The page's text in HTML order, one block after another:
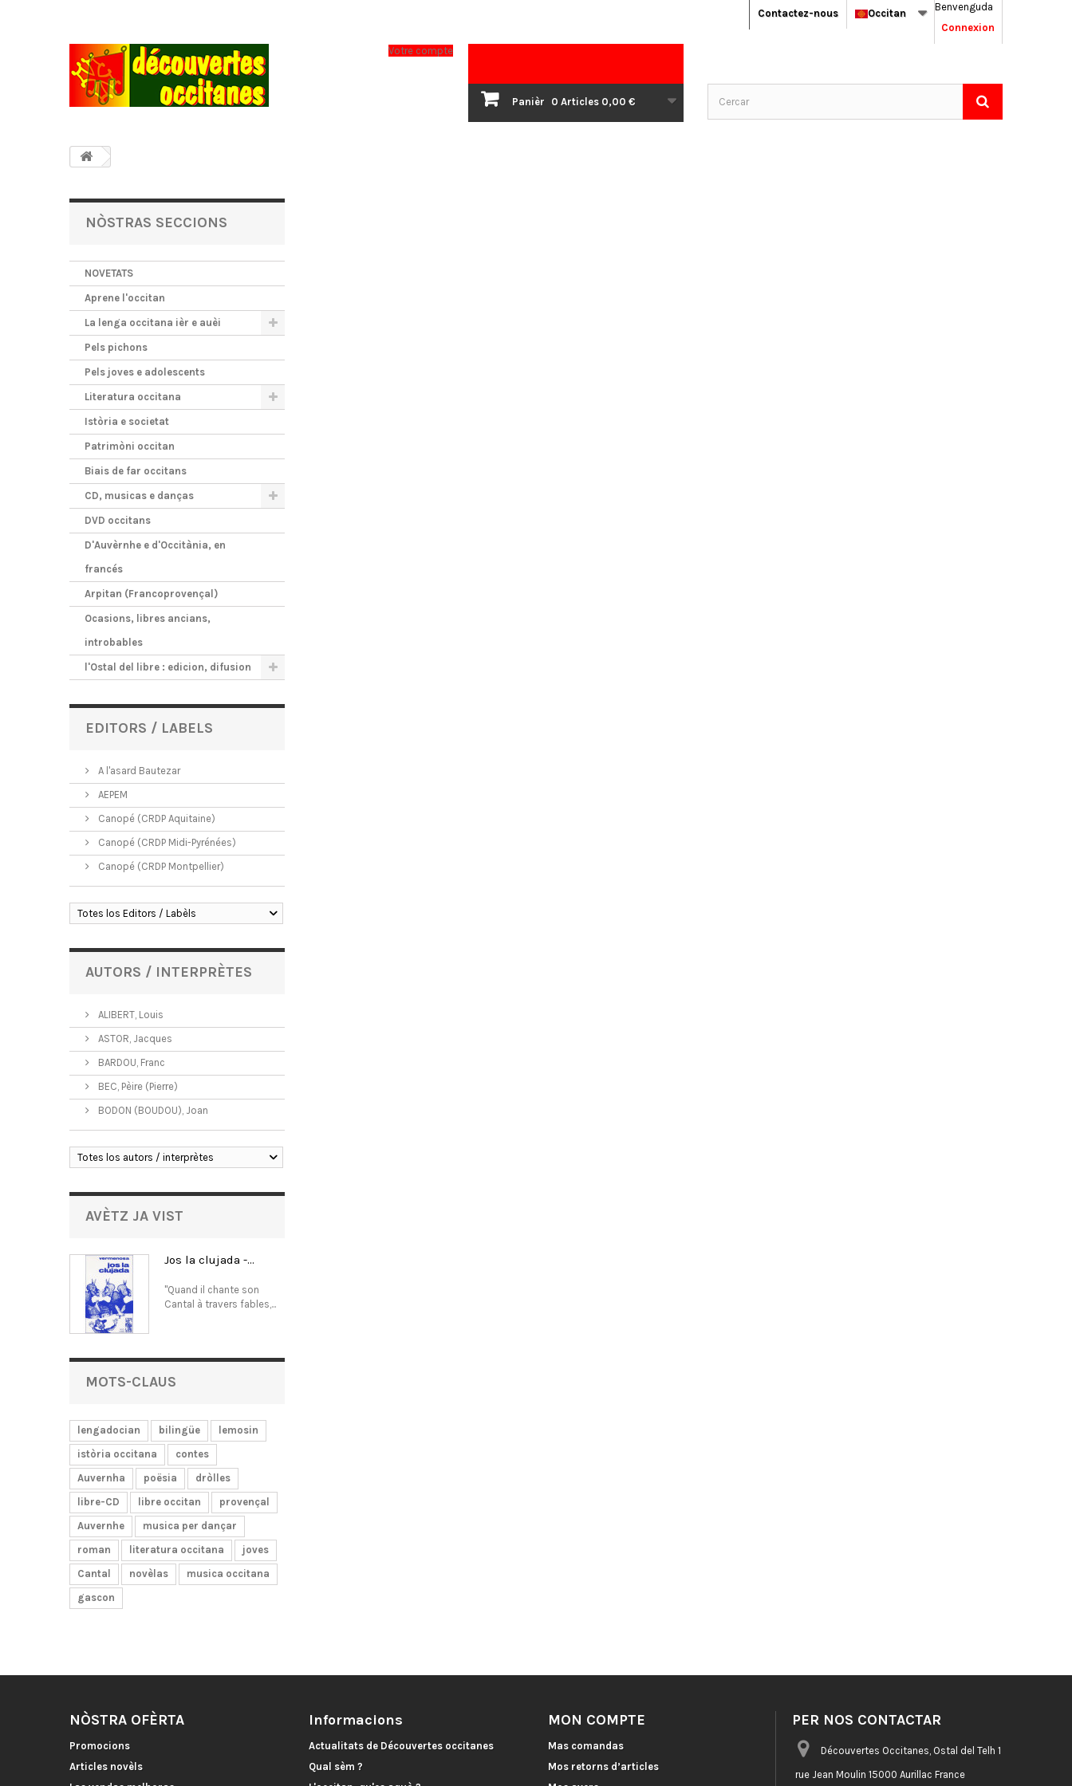
Benvenguda
Connexion
Occitan
Contactez-nous
Panièr 0 Articles 0,00 €
Votre compte
NÒSTRAS SECCIONS
NOVETATS
Aprene l'occitan
La lenga occitana ièr e auèi
Pels pichons
Pels joves e adolescents
Literatura occitana
Istòria e societat
Patrimòni occitan
Biais de far occitans
CD, musicas e danças
DVD occitans
D'Auvèrnhe e d'Occitània, en
francés
Arpitan (Francoprovençal)
Ocasions, libres ancians,
introbables
l'Ostal del libre : edicion, difusion
EDITORS / LABELS
A l'asard Bautezar
AEPEM
Canopé (CRDP Aquitaine)
Canopé (CRDP Midi-Pyrénées)
Canopé (CRDP Montpellier)
Totes los Editors / Labèls
AUTORS / INTERPRÈTES
ALIBERT, Louis
ASTOR, Jacques
BARDOU, Franc
BEC, Pèire (Pierre)
BODON (BOUDOU), Joan
Totes los autors / interprètes
AVÈTZ JA VIST
Jos la clujada -...
"Quand il chante son
Cantal à travers fables,...
MOTS-CLAUS
lengadocian bilingüe
lemosin
istòria occitana
contes
Auvernha
poësia
dròlles
libre-CD
libre occitan
provençal
Auvernhe
musica per dançar
roman
literatura occitana
joves
Cantal
novèlas
musica occitana
gascon
NÒSTRA OFÈRTA
Promocions
Articles novèls
Informacions
Actualitats de Découvertes occitanes
Qual sèm ?
MON COMPTE
Mas comandas
Mos retorns d’articles
PER NOS CONTACTAR
Découvertes Occitanes, Ostal del Telh 1
rue Jean Moulin 15000 Aurillac France